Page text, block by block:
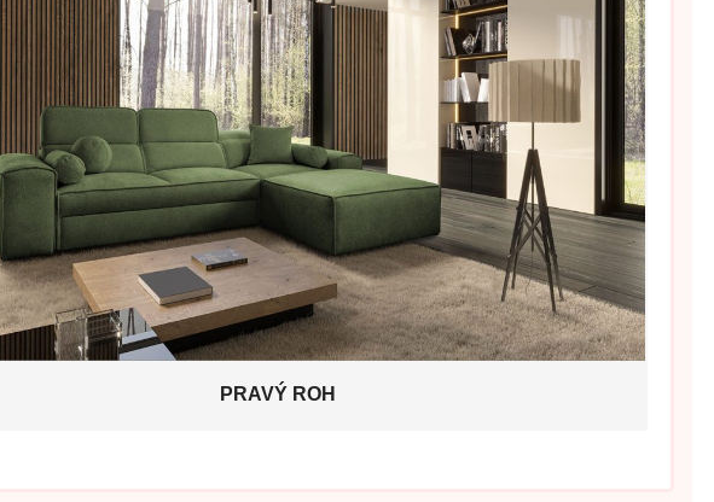
PRAVÝ ROH